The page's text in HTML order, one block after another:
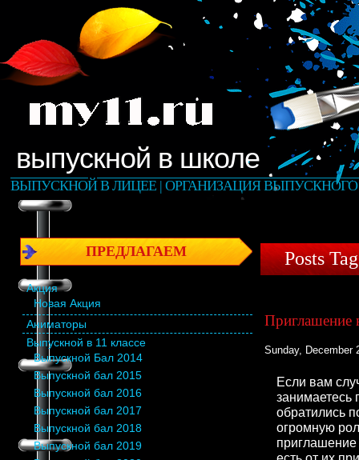
выпускной в школе
ВЫПУСКНОЙ В ЛИЦЕЕ | ОРГАНИЗАЦИЯ
ПРЕДЛАГАЕМ
Акция
Новая Акция
Аниматоры
Выпускной в 11 классе
Выпускной Бал 2014
Выпускной бал 2015
Выпускной бал 2016
Выпускной бал 2017
Выпускной бал 2018
Выпускной бал 2019
Posts
Приглашение
Sunday, December
Если вам
занимаетесь
обратились
огромную
приглашение